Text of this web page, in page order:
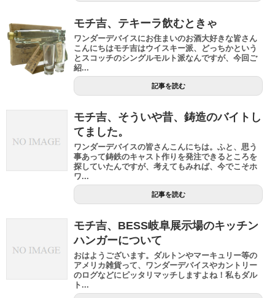
モチ吉、テキーラ飲むときゃ
ワンダーデバイスにお住まいのお酒大好きな皆さん
こんにちはモチ吉はウイスキー派、どっちかという
とスコッチのシングルモルト派なんですが、今回ご
紹...
記事を読む
モチ吉、そういや昔、鋳造のバイトし
てました。
ワンダーデバイスの皆さんこんにちは。ふと、思う
事あって鋳鉄のキャスト作りを発注できるところを
探していたんですが、考えてもみれば、今でこそホ
ワ...
記事を読む
モチ吉、BESS岐阜展示場のキッチン
ハンガーについて
おはようございます。ダルトンやマーキュリー等の
アメリカ雑貨って、ワンダーデバイスやカントリー
のログなどにピッタリマッチしますよね！私もダル
ト...